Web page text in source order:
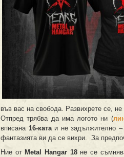
във вас на свобода. Развихрете се,
Отпред трябва да има логото ни (
вписана 16-катаи не задължително – „
фантазията ви да се вихри. За
Ние отMetal Hangar 18не се